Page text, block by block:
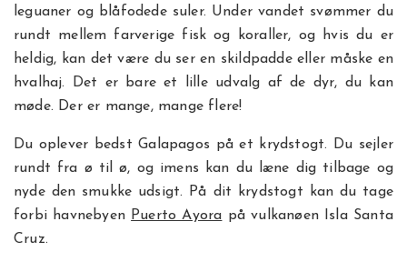
leguaner og blåfodede suler. Under vandet svømmer du
rundt mellem farverige fisk og koraller, og hvis du er
heldig, kan det være du ser en skildpadde eller måske en
hvalhaj. Det er bare et lille udvalg af de dyr, du kan
møde. Der er mange, mange flere!
Du oplever bedst Galapagos på et krydstogt. Du sejler
rundt fra ø til ø, og imens kan du læne dig tilbage og
nyde den smukke udsigt. På dit krydstogt kan du tage
forbi havnebyen Puerto Ayora på vulkanøen Isla Santa
Cruz.